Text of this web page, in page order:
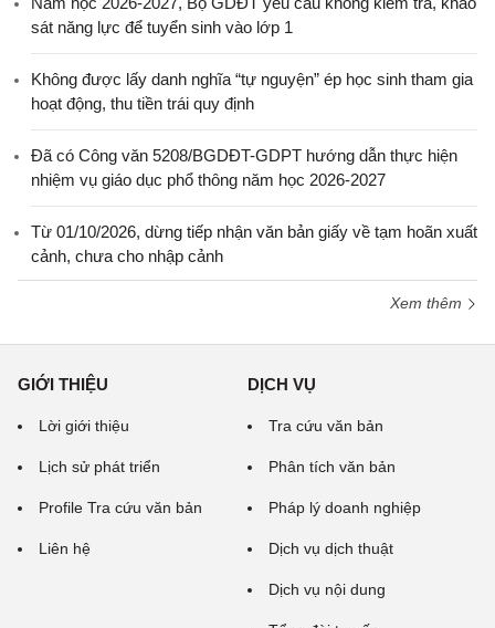
sát năng lực để tuyển sinh vào lớp 1
Không được lấy danh nghĩa “tự nguyện” ép học sinh tham gia
hoạt động, thu tiền trái quy định
Đã có Công văn 5208/BGDĐT-GDPT hướng dẫn thực hiện
nhiệm vụ giáo dục phổ thông năm học 2026-2027
Từ 01/10/2026, dừng tiếp nhận văn bản giấy về tạm hoãn xuất
cảnh, chưa cho nhập cảnh
Xem thêm
GIỚI THIỆU
Lời giới thiệu
Lịch sử phát triển
Profile Tra cứu văn bản
Liên hệ
DỊCH VỤ
Tra cứu văn bản
Phân tích văn bản
Pháp lý doanh nghiệp
Dịch vụ dịch thuật
Dịch vụ nội dung